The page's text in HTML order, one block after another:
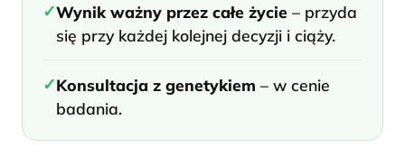
✓Wynik ważny przez całe życie – przyda
się przy każdej kolejnej decyzji i ciąży.
✓Konsultacja z genetykiem – w cenie
badania.